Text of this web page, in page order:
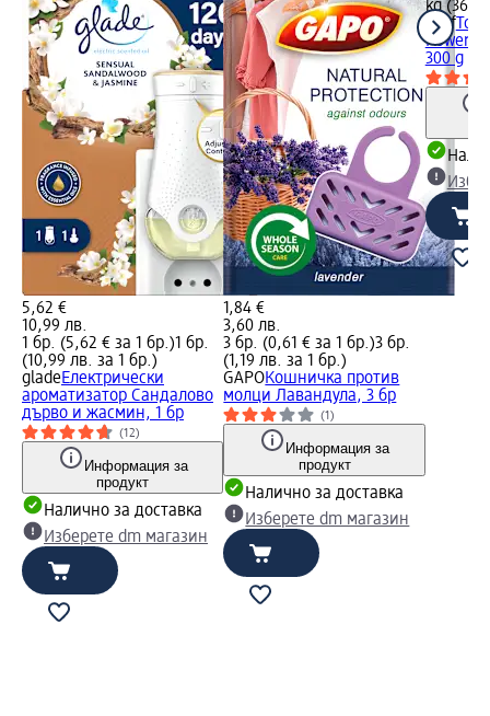
5,62 €
10,99 лв.
1 бр. (5,62 € за 1 бр.)1 бр.
(10,99 лв. за 1 бр.)
gladeЕлектрически
ароматизатор Сандалово
дърво и жасмин, 1 бр
(12)
Информация за
продукт
Налично за доставка
Изберете dm магазин
1,84 €
3,60 лв.
3 бр. (0,61 € за 1 бр.)3 бр.
(1,19 лв. за 1 бр.)
GAPOКошничка против
молци Лавандула, 3 бр
(1)
Информация за
продукт
Налично за доставка
Изберете dm магазин
kg
Bref
Power
300 g